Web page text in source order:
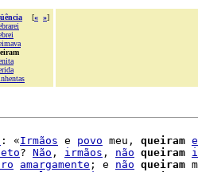
[« »]
: «Irmãos e povo meu, queiram
? Não , irmãos , não queiram
amargamente ; e não queiram